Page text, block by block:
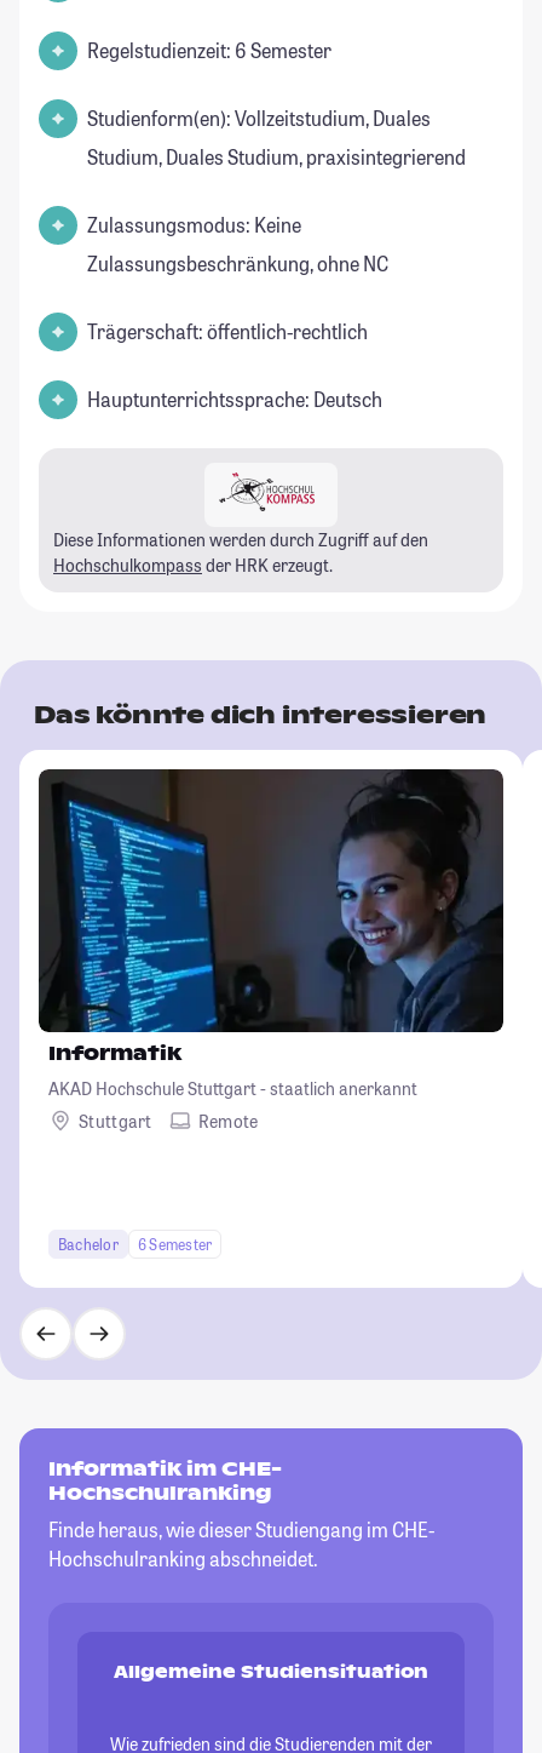
Regelstudienzeit: 6 Semester
Studienform(en): Vollzeitstudium, Duales
Studium, Duales Studium, praxisintegrierend
Zulassungsmodus: Keine
Zulassungsbeschränkung, ohne NC
Trägerschaft: öffentlich-rechtlich
Hauptunterrichtssprache: Deutsch
Diese Informationen werden durch Zugriff auf den
Hochschulkompass der HRK erzeugt.
Das könnte dich interessieren
Informatik
AKAD Hochschule Stuttgart - staatlich anerkannt
Stuttgart
Remote
Bachelor 6 Semester
Informatik im CHE-
Hochschulranking
Finde heraus, wie dieser Studiengang im CHE-
Hochschulranking abschneidet.
Allgemeine Studiensituation
Wie zufrieden sind die Studierenden mit der